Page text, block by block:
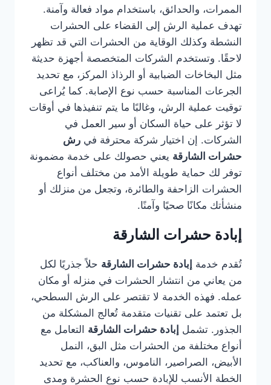
الممرات، والحدائق، باستخدام مواد فعالة وآمنة.
تهدف عملية الرش إلى القضاء على الحشرات
النشطة وكذلك الوقاية من الحشرات التي قد تظهر
لاحقًا. وتستخدم الشركات المتخصصة أجهزة حديثة
مثل البخاخات الضبابية أو الرذاذ المركز، مع تحديد
الجرعات المناسبة حسب نوع الإصابة. كما يُراعى
توقيت عملية الرش، وغالبًا ما يتم تنفيذها في أوقات
لا تؤثر على حياة السكان أو سير العمل في
الشركات. إن اختيار شركة محترفة في رش
حشرات الشارقة يعني حصولك على خدمة مضمونة
توفر لك حماية طويلة الأمد من مختلف أنواع
الحشرات الزاحفة والطائرة، وتجعل من منزلك أو
منشأتك مكانًا صحيًا وآمنًا.
إبادة حشرات الشارقة
تُقدم خدمة إبادة حشرات الشارقة حلاً جذريًا لكل
من يعاني من انتشار الحشرات في منزله أو مكان
عمله. فهذه الخدمة لا تقتصر على الرش السطحي،
بل تعتمد على تقنيات متقدمة تُعالج المشكلة من
الجذور. تشمل إبادة حشرات الشارقة التعامل مع
أنواع مختلفة من الحشرات مثل البق، النمل
الأبيض، الصراصير، الناموس، والعناكب، مع تحديد
الخطة الأنسب للإبادة حسب نوع الحشرة ومدى